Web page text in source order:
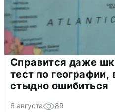
Справится даже
тест по географии,
стыдно ошибиться
6 августа 89